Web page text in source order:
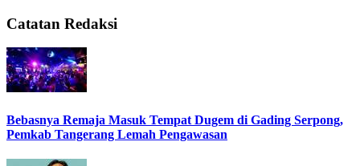
Catatan Redaksi
Bebasnya Remaja Masuk Tempat Dugem di Gading Serpong,
Pemkab Tangerang Lemah Pengawasan